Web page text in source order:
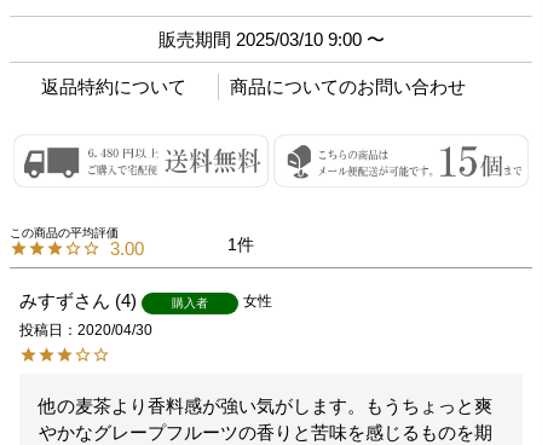
販売期間 2025/03/10 9:00 〜
返品特約について 商品についてのお問い合わせ
3.00 1
みすず 4 購入者
女性
投稿日
2020/04/30
他の麦茶より香料感が強い気がします。もうちょっと爽
やかなグレープフルーツの香りと苦味を感じるものを期